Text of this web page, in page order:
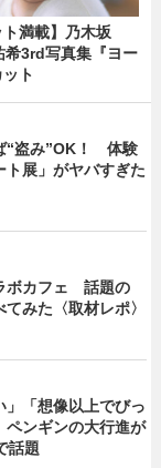
ト満載】乃木坂
希3rd写真集『ヨー
ト
“盗み”OK！ 体験
ト展」がヤバすぎた
ボカフェ 話題の
てみた〈取材レポ〉
」「想像以上でびっ
ンギンの大行進が
話題